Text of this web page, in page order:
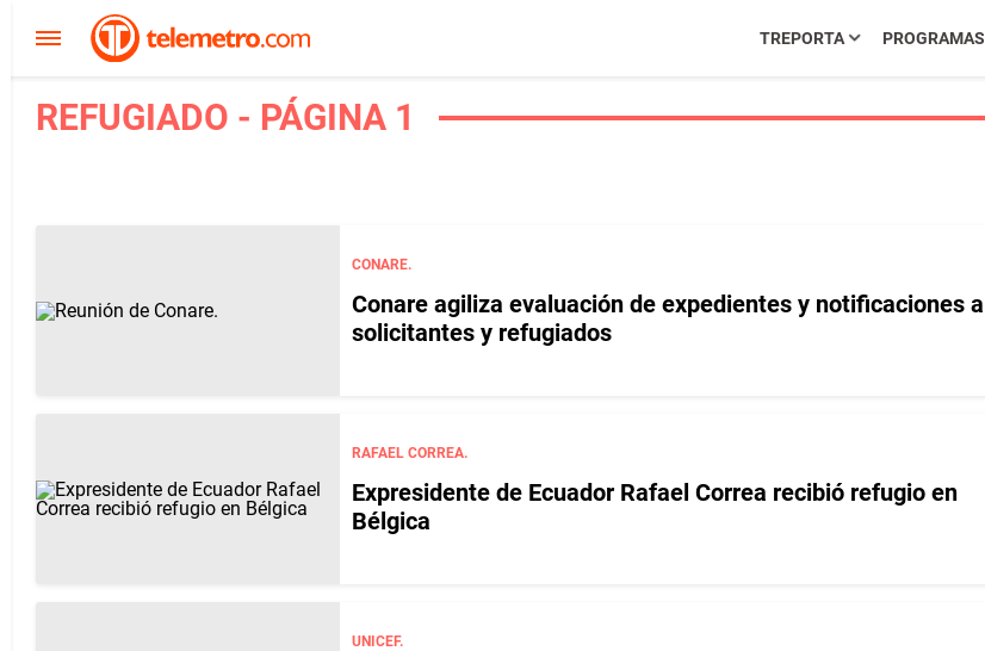
TREPORTA PROGRAMAS
REFUGIADO - PÁGINA 1
CONARE.
Conare agiliza evaluación de expedientes y notificaciones a
solicitantes y refugiados
RAFAEL CORREA.
Expresidente de Ecuador Rafael Correa recibió refugio en
Bélgica
UNICEF.